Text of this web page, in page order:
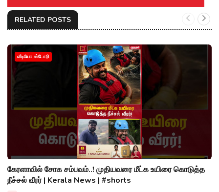
RELATED POSTS
வீடியோ ஸ்டோரி
கேரளாவில் சோக சம்பவம்..! முதியவரை மீட்க உயிரை கொடுத்த
நீச்சல் வீரர் | Kerala News | #shorts